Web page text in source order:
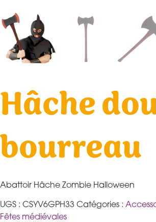
Hâche
bourreau
Abattoir Hâche Zombie Halloween
UGS : CSYV6GPH33 Catégories :
Fêtes médiévales